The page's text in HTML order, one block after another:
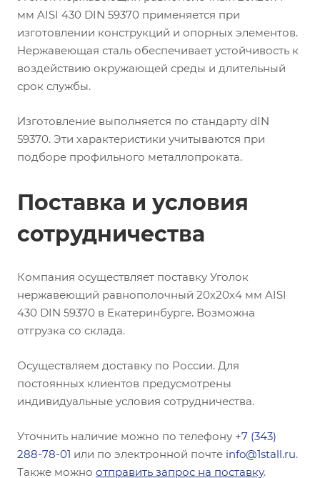
мм AISI 430 DIN 59370 применяется при
изготовлении конструкций и опорных элементов.
Нержавеющая сталь обеспечивает устойчивость к
воздействию окружающей среды и длительный
срок службы.
Изготовление выполняется по стандарту dIN
59370. Эти характеристики учитываются при
подборе профильного металлопроката.
Поставка и условия
сотрудничества
Компания осуществляет поставку Уголок
нержавеющий равнополочный 20х20х4 мм AISI
430 DIN 59370 в Екатеринбурге. Возможна
отгрузка со склада.
Осуществляем доставку по России. Для
постоянных клиентов предусмотрены
индивидуальные условия сотрудничества.
Уточнить наличие можно по телефону +7 (343)
288-78-01 или по электронной почте info@1stall.ru.
Также можно отправить запрос на поставку.